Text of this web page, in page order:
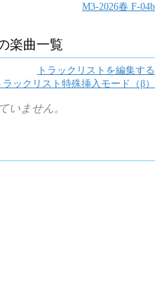
M3-2026春 F-04b
楽曲一覧
トラックリストを編集する
ラックリスト特殊挿入モード（β）
いません。